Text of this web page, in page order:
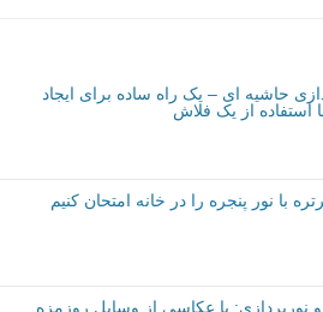
حاشیه ای – یک راه ساده برای ایجاد
استفاده از یک فلاش
با نور پنجره را در خانه امتحان کنیم
با عکاسی از وسایل روزمزه